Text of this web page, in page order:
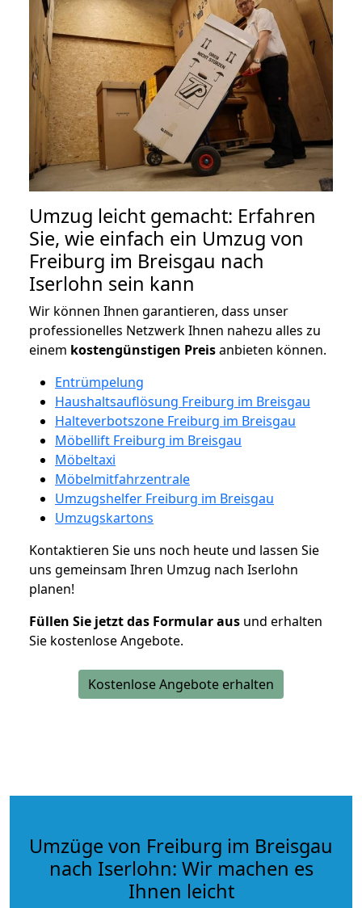
Umzug leicht gemacht: Erfahren
Sie, wie einfach ein Umzug von
Freiburg im Breisgau nach
Iserlohn sein kann
Wir können Ihnen garantieren, dass unser
professionelles Netzwerk Ihnen nahezu alles zu
einem kostengünstigen Preisanbieten können.
Entrümpelung
Haushaltsauflösung Freiburg im Breisgau
Halteverbotszone Freiburg im Breisgau
Möbellift Freiburg im Breisgau
Möbeltaxi
Möbelmitfahrzentrale
Umzugshelfer Freiburg im Breisgau
Umzugskartons
Kontaktieren Sie uns noch heute und lassen Sie
uns gemeinsam Ihren Umzug nach Iserlohn
planen!
Füllen Sie jetzt das Formular aus und erhalten
Sie kostenlose Angebote.
Kostenlose Angebote erhalten
Umzüge von Freiburg im Breisgau
nach Iserlohn: Wir machen es
Ihnen leicht